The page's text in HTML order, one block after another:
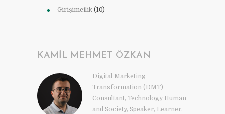
Girişimcilik (10)
KAMIL MEHMET ÖZKAN
Digital Marketing
Transformation (DMT)
Consultant, Technology Human
and Society, Speaker, Learner,